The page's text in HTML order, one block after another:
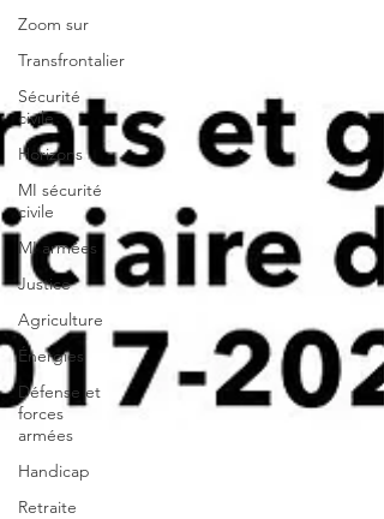
Zoom sur
Transfrontalier
Sécurité
civile
Horizons
MI sécurité
civile
MI armées
Justice
Agriculture
Énergies
Défense et
forces
armées
Handicap
Retraite